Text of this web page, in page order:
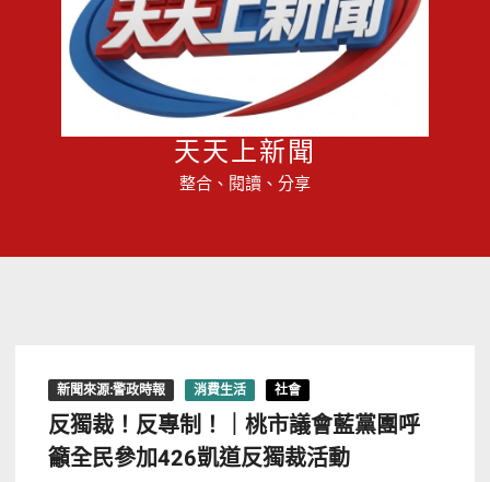
天天上新聞
整合、閱讀、分享
新聞來源:警政時報 消費生活 社會
反獨裁！反專制！｜桃市議會藍黨團呼
籲全民參加426凱道反獨裁活動